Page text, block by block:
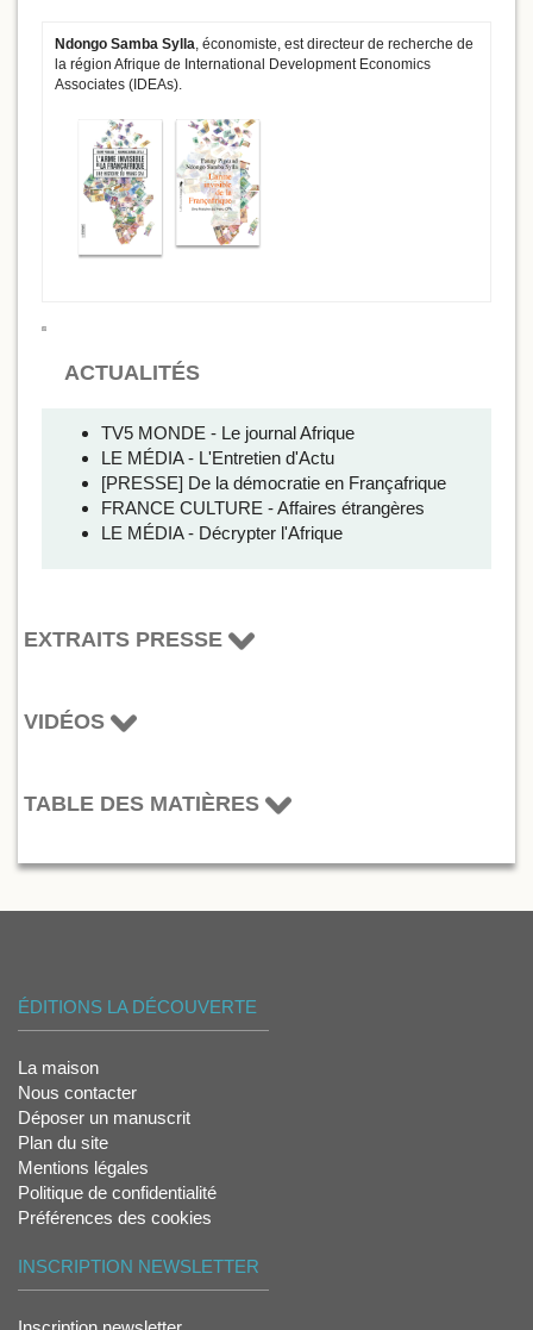
Ndongo Samba Sylla, économiste, est directeur de recherche de
la région Afrique de International Development Economics
Associates (IDEAs).
ACTUALITÉS
TV5 MONDE - Le journal Afrique
LE MÉDIA - L'Entretien d'Actu
[PRESSE] De la démocratie en Françafrique
FRANCE CULTURE - Affaires étrangères
LE MÉDIA - Décrypter l'Afrique
EXTRAITS PRESSE
VIDÉOS
TABLE DES MATIÈRES
ÉDITIONS LA DÉCOUVERTE
La maison
Nous contacter
Déposer un manuscrit
Plan du site
Mentions légales
Politique de confidentialité
Préférences des cookies
INSCRIPTION NEWSLETTER